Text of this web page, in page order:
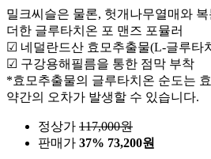
밀크씨슬은 물론, 헛개나무열매와
더한 글루타치온 포 맨즈 포뮬러
☑ 네덜란드산 효모추출물(L-글루타
☑ 구강용해필름을 통한 점막 부착
*효모추출물의 글루타치온 순도는
약간의 오차가 발생할 수 있습니다.
정상가 117,000원
판매가 37% 73,200원